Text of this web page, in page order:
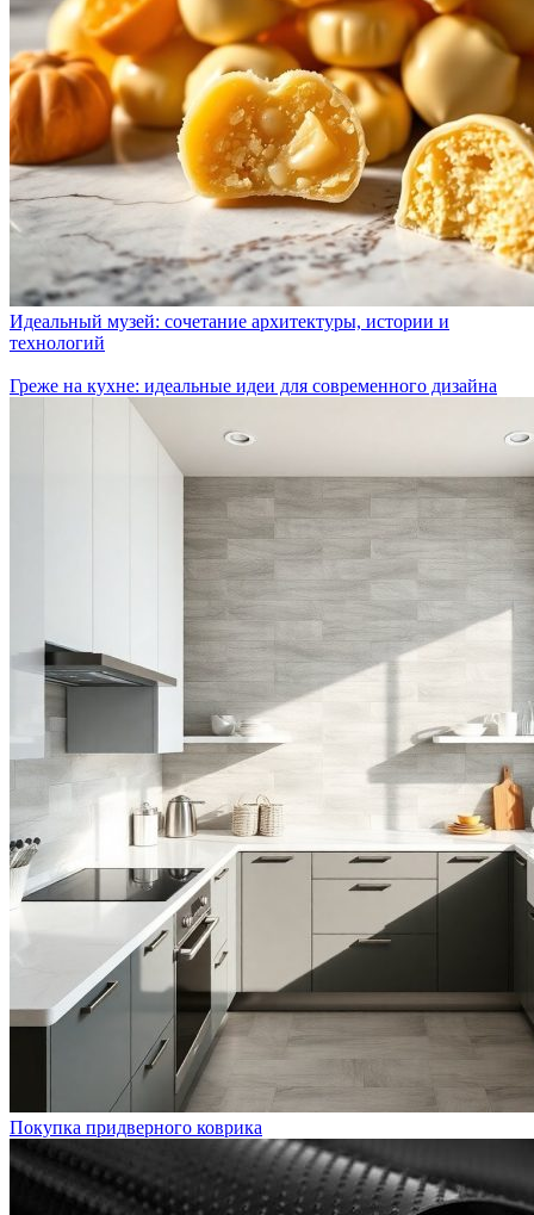
Идеальный музей: сочетание архитектуры, истории и
технологий
Греже на кухне: идеальные идеи для современного дизайна
Покупка придверного коврика